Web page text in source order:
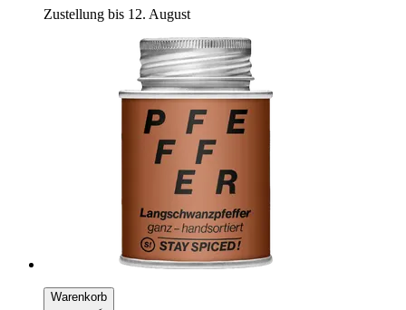
Zustellung bis 12. August
Warenkorb